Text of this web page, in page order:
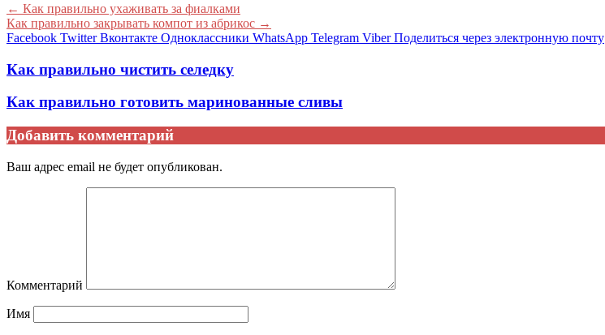
← Как правильно ухаживать за фиалками
Как правильно закрывать компот из абрикос →
Facebook Twitter Вконтакте Одноклассники WhatsApp Telegram Viber Поделиться через электронную почту
Как правильно чистить селедку
Как правильно готовить маринованные сливы
Добавить комментарий
Ваш адрес email не будет опубликован.
Комментарий
Имя